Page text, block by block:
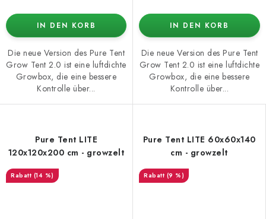
IN DEN KORB
Die neue Version des Pure Tent
Grow Tent 2.0 ist eine luftdichte
Growbox, die eine bessere
Kontrolle über...
IN DEN KORB
Die neue Version des Pure Tent
Grow Tent 2.0 ist eine luftdichte
Growbox, die eine bessere
Kontrolle über...
Pure Tent LITE
120x120x200 cm - growzelt
(14 %)
Pure Tent LITE 60x60x140
cm - growzelt
(9 %)